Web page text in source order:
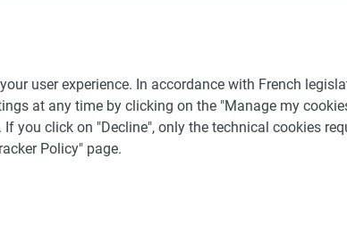
user experience. In accordance with French
at any time by clicking on the "Manage my
you click on "Decline", only the technical cookies
Policy" page.